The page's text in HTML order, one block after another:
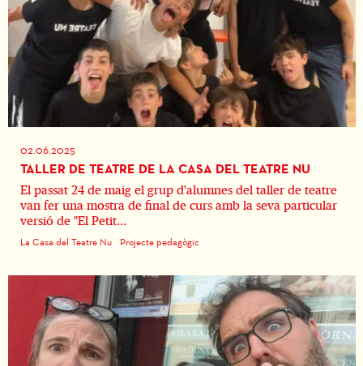
02.06.2025
TALLER DE TEATRE DE LA CASA DEL TEATRE NU
El passat 24 de maig el grup d'alumnes del taller de teatre
van fer una mostra de final de curs amb la seva particular
versió de "El Petit...
La Casa del Teatre Nu Projecte pedagògic